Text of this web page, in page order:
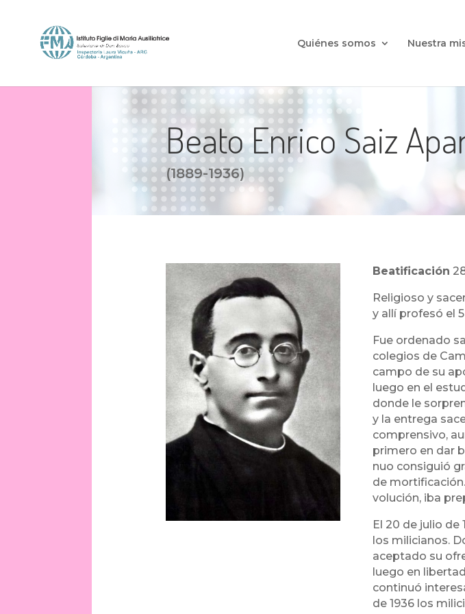
Quiénes somos Nuestra
Beato Enrico Saiz
(1889-1936)
Beatificación
Religioso y
y allí profesó el
Fue ordenado
colegios de
campo de su
luego en el
donde le
y la entrega
comprensivo,
primero en dar
nuo consiguió
de
volución, iba
El 20 de julio de
los milicianos.
aceptado su
luego en
continuó
de 1936 los